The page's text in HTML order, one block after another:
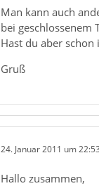
Man kann auch
bei geschlossenem
Hast du aber
Gruß
24. Januar 2011 um 22:53
Hallo zusammen,